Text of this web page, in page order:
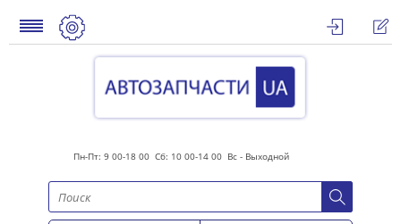
Пн-Пт: 9 00-18 00 Сб: 10 00-14 00 Вс - Выходной